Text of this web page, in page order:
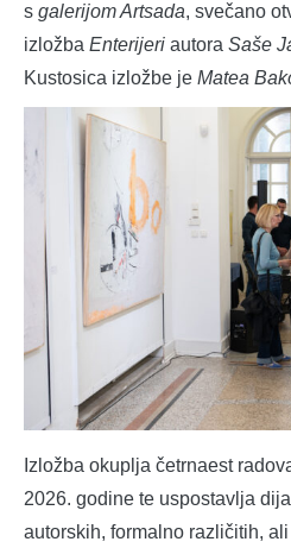
s galerijom Artsada, svečano
izložba Enterijeri autora Saše
Kustosica izložbe je Matea
Izložba okuplja četrnaest
2026. godine te uspostavlja
autorskih, formalno različitih,